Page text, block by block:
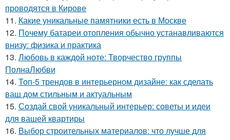
проводятся в Кирове
11. Какие уникальные памятники есть в Москве
12. Почему батареи отопления обычно устанавливаются
внизу: физика и практика
13. Любовь в каждой ноте: Творчество группы
ПолнаЛюбви
14. Топ-5 трендов в интерьерном дизайне: как сделать
ваш дом стильным и актуальным
15. Создай свой уникальный интерьер: советы и идеи
для вашей квартиры
16. Выбор строительных материалов: что лучше для